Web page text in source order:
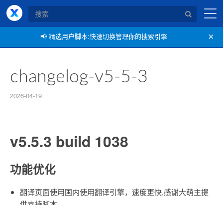
X浏览器
📢 精选用户脚本:快速切换管理你的搜索引擎 ×
changelog-v5-5-3
2026-04-19
v5.5.3 build 1038
功能优化
翻译页面使用国内使用翻译引擎，速度更快,感谢大萌主提